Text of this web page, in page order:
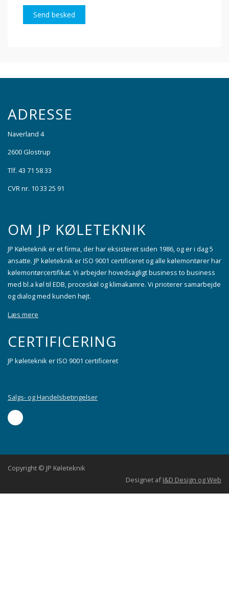
Send besked
ADRESSE
Naverland 4
2600 Glostrup
Tlf. 43 71 58 33
CVR nr. 10 33 25 91
OM JP KØLETEKNIK
JP Køleteknik er et firma, der har eksisteret siden 1986, og er i dag 5
ansatte. JP køleteknik er ISO 9001 certificeret og alle kølemontører har
kølemontørcertifikat. Vi arbejder hovedsagligt business to business
med bl.a køl til EDB, proceskøl og klimakamre. Vi prioterer samarbejde
og dialog med kunden højt.
Læs mere
CERTIFICERING
JP køleteknik er ISO 9001 certificeret
Salgs- og Handelsbetingelser
Copyright © JP Køleteknik
Designet afI&D Design og Web